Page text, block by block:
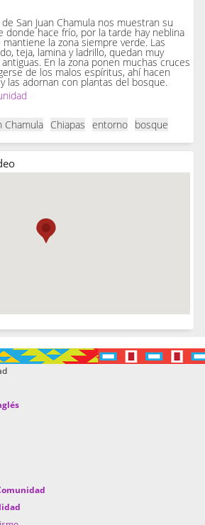
San Juan Chamula nos muestran su
donde hace frío, por la tarde hay neblina
la zona siempre verde. Las
teja, lamina y ladrillo, quedan muy
En la zona ponen muchas cruces
de los malos espíritus, ahí hacen
las adornan con plantas del bosque.
Chamula Chiapas entorno bosque